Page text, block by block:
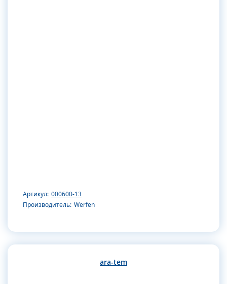
Артикул: 000600-13
Производитель: Werfen
ara-tem